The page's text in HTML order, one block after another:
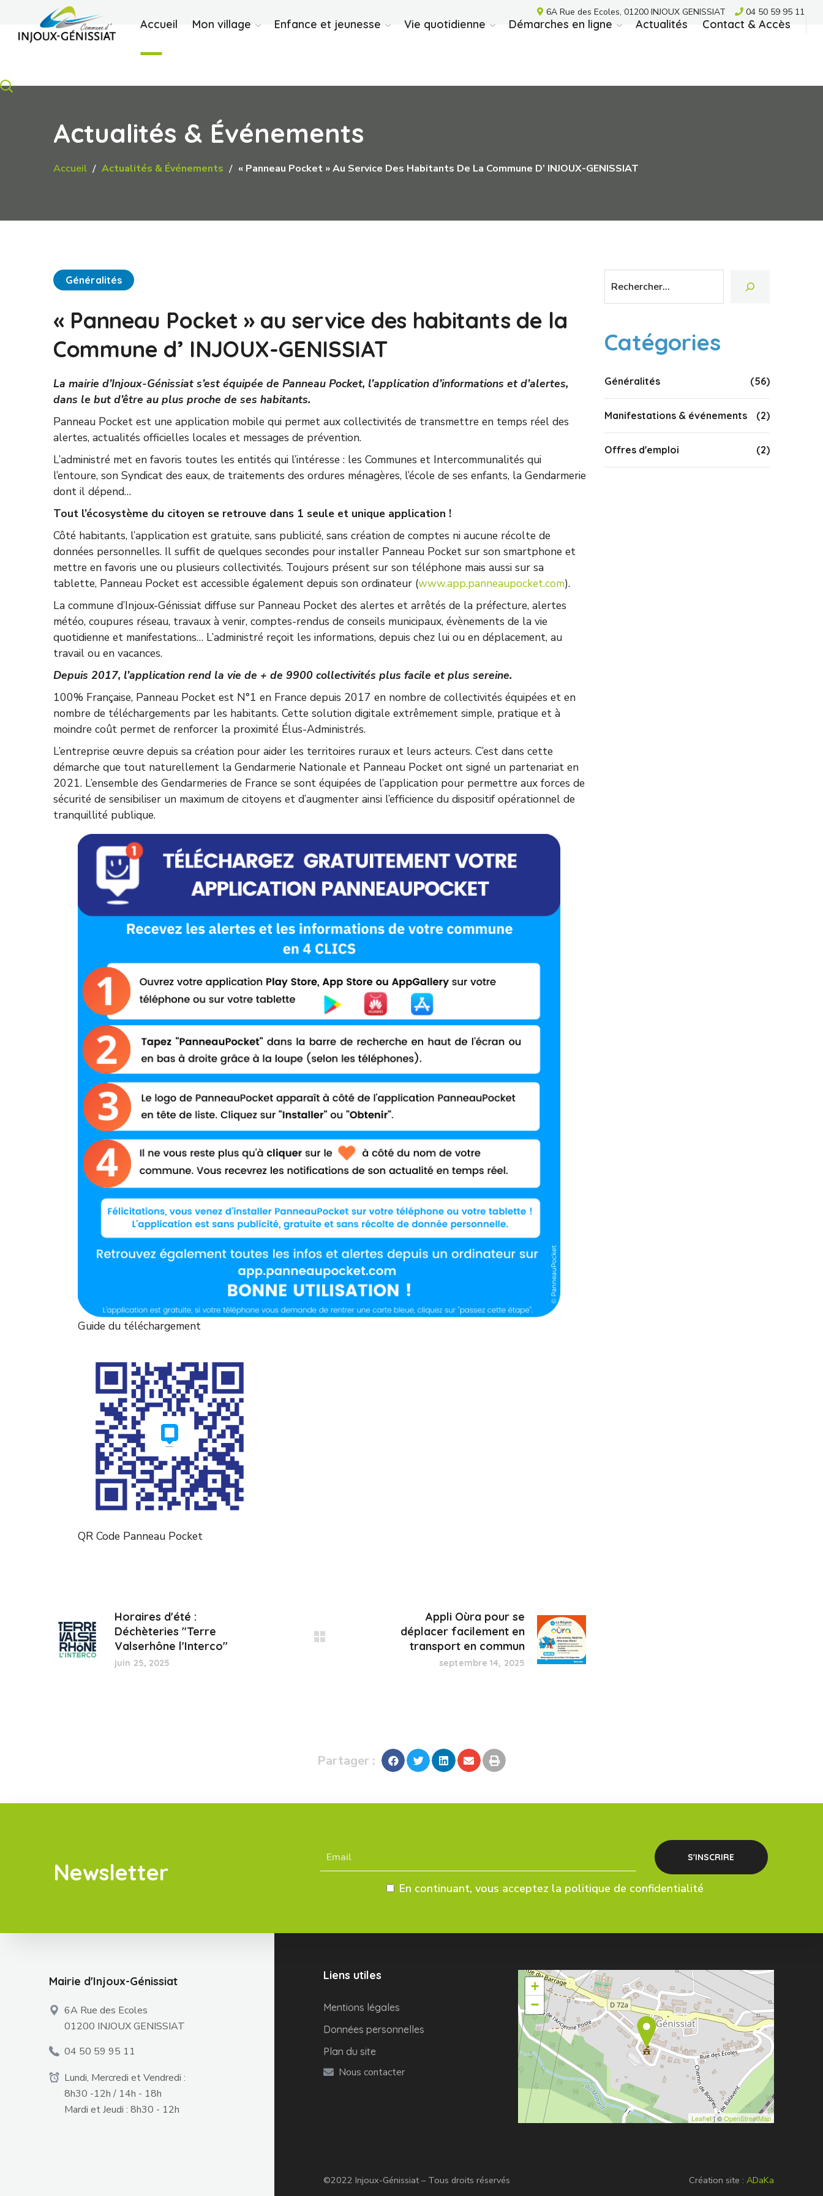
6A Rue des Ecoles, 01200 INJOUX GENISSIAT 04 50 59 95 11
Accueil Mon village Enfance et jeunesse Vie quotidienne Démarches en ligne Actualités Contact & Accès
Actualités & Événements
Accueil Actualités & Événements « Panneau Pocket » Au Service Des Habitants De La Commune D’ INJOUX-GENISSIAT
Généralités
« Panneau Pocket » au service des habitants de la
Commune d’ INJOUX-GENISSIAT
La mairie d’Injoux-Génissiat s’est équipée de Panneau Pocket, l’application d’informations et d’alertes,
dans le but d’être au plus proche de ses habitants.
Panneau Pocket est une application mobile qui permet aux collectivités de transmettre en temps réel des
alertes, actualités officielles locales et messages de prévention.
L’administré met en favoris toutes les entités qui l’intéresse : les Communes et Intercommunalités qui
l’entoure, son Syndicat des eaux, de traitements des ordures ménagères, l’école de ses enfants, la Gendarmerie
dont il dépend…
Tout l’écosystème du citoyen se retrouve dans 1 seule et unique application !
Côté habitants, l’application est gratuite, sans publicité, sans création de comptes ni aucune récolte de
données personnelles. Il suffit de quelques secondes pour installer Panneau Pocket sur son smartphone et
mettre en favoris une ou plusieurs collectivités. Toujours présent sur son téléphone mais aussi sur sa
tablette, Panneau Pocket est accessible également depuis son ordinateur (www.app.panneaupocket.com).
La commune d’Injoux-Génissiat diffuse sur Panneau Pocket des alertes et arrêtés de la préfecture, alertes
météo, coupures réseau, travaux à venir, comptes-rendus de conseils municipaux, évènements de la vie
quotidienne et manifestations… L’administré reçoit les informations, depuis chez lui ou en déplacement, au
travail ou en vacances.
Depuis 2017, l’application rend la vie de + de 9900 collectivités plus facile et plus sereine.
100% Française, Panneau Pocket est N°1 en France depuis 2017 en nombre de collectivités équipées et en
nombre de téléchargements par les habitants. Cette solution digitale extrêmement simple, pratique et à
moindre coût permet de renforcer la proximité Élus-Administrés.
L’entreprise œuvre depuis sa création pour aider les territoires ruraux et leurs acteurs. C’est dans cette
démarche que tout naturellement la Gendarmerie Nationale et Panneau Pocket ont signé un partenariat en
2021. L’ensemble des Gendarmeries de France se sont équipées de l’application pour permettre aux forces de
sécurité de sensibiliser un maximum de citoyens et d’augmenter ainsi l’efficience du dispositif opérationnel de
tranquillité publique.
Guide du téléchargement
QR Code Panneau Pocket
Horaires d'été :
Déchèteries "Terre
Valserhône l'Interco"
juin 25, 2025
Appli Oùra pour se
déplacer facilement en
transport en commun
septembre 14, 2025
Catégories
Généralités (56)
Manifestations & événements (2)
Offres d'emploi (2)
Partager :
Newsletter
En continuant, vous acceptez la politique de confidentialité
Mairie d'Injoux-Génissiat
6A Rue des Ecoles
01200 INJOUX GENISSIAT
04 50 59 95 11
Lundi, Mercredi et Vendredi :
8h30 -12h / 14h - 18h
Mardi et Jeudi : 8h30 - 12h
Liens utiles
Mentions légales
Données personnelles
Plan du site
Nous contacter
+
−
Leaflet| ©OpenStreetMap
©2022 Injoux-Génissiat – Tous droits réservés Création site : ADaKa